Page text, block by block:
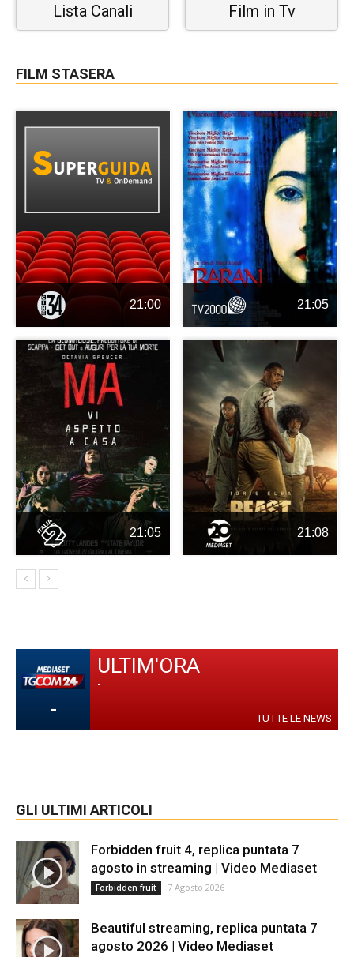
Lista Canali Film in Tv
FILM STASERA
21:00 21:05
21:05 21:08
-
ULTIM'ORA
-
TUTTE LE NEWS
GLI ULTIMI ARTICOLI
Forbidden fruit 4, replica puntata 7
agosto in streaming | Video Mediaset
Forbidden fruit 7 Agosto 2026
Beautiful streaming, replica puntata 7
agosto 2026 | Video Mediaset